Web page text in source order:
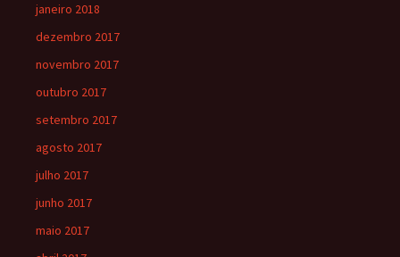
janeiro 2018
dezembro 2017
novembro 2017
outubro 2017
setembro 2017
agosto 2017
julho 2017
junho 2017
maio 2017